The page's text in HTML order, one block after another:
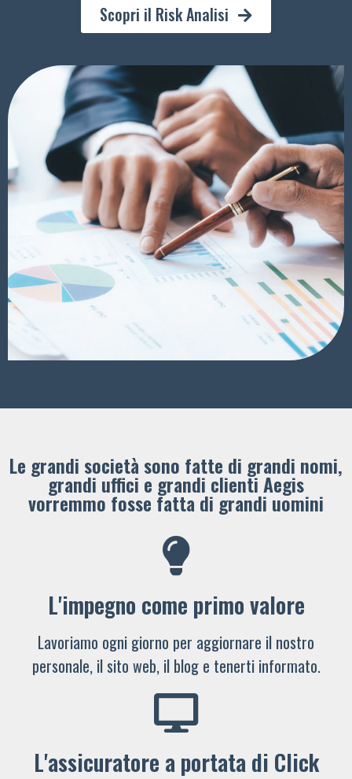
Scopri il Risk Analisi
Le grandi società sono fatte di grandi nomi,
grandi uffici e grandi clienti ​Aegis
vorremmo fosse fatta di grandi uomini
L'impegno come primo valore
Lavoriamo ogni giorno per aggiornare il nostro
personale, il sito web, il blog e tenerti informato.
L'assicuratore a portata di Click